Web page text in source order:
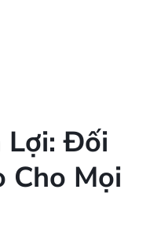
Lợi: Đối
Cho Mọi